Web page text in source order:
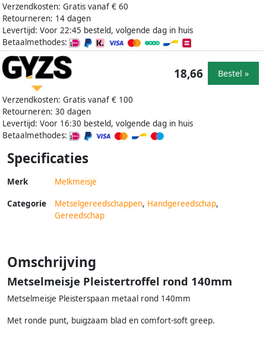
Verzendkosten: Gratis vanaf € 60
Retourneren: 14 dagen
Levertijd: Voor 22:45 besteld, volgende dag in huis
Betaalmethodes:
Verzendkosten: Gratis vanaf € 100
Retourneren: 30 dagen
Levertijd: Voor 16:30 besteld, volgende dag in huis
Betaalmethodes:
18,66 Bestel »
Specificaties
Merk Melkmeisje
Categorie Metselgereedschappen, Handgereedschap,
Gereedschap
Omschrijving
Metselmeisje Pleistertroffel rond 140mm
Metselmeisje Pleisterspaan metaal rond 140mm
Met ronde punt, buigzaam blad en comfort-soft greep.